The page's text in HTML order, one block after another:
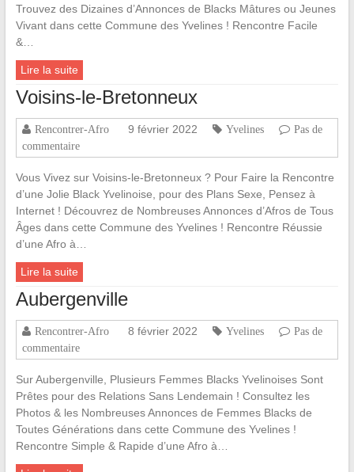
Trouvez des Dizaines d’Annonces de Blacks Mâtures ou Jeunes
Vivant dans cette Commune des Yvelines ! Rencontre Facile
&…
Lire la suite
Voisins-le-Bretonneux
Rencontrer-Afro 9 février 2022 Yvelines
Pas de
commentaire
Vous Vivez sur Voisins-le-Bretonneux ? Pour Faire la Rencontre
d’une Jolie Black Yvelinoise, pour des Plans Sexe, Pensez à
Internet ! Découvrez de Nombreuses Annonces d’Afros de Tous
Âges dans cette Commune des Yvelines ! Rencontre Réussie
d’une Afro à…
Lire la suite
Aubergenville
Rencontrer-Afro 8 février 2022 Yvelines
Pas de
commentaire
Sur Aubergenville, Plusieurs Femmes Blacks Yvelinoises Sont
Prêtes pour des Relations Sans Lendemain ! Consultez les
Photos & les Nombreuses Annonces de Femmes Blacks de
Toutes Générations dans cette Commune des Yvelines !
Rencontre Simple & Rapide d’une Afro à…